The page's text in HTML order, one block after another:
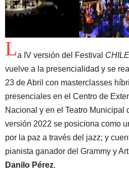
La IV versión del Festival
vuelve a la presencialidad y se
23 de Abril con masterclasses
presenciales en el Centro de
Nacional y en el Teatro Municipal
versión 2022 se posiciona como
por la paz a través del jazz; y
pianista ganador del Grammy y
Danilo Pérez.